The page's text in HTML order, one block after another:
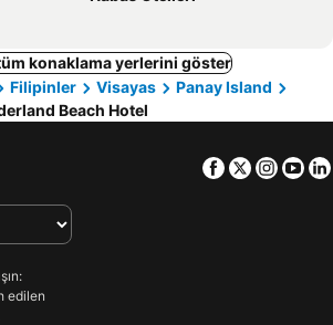
konaklama yerlerini göster
Filipinler Visayas
Panay Island
Beach Hotel
Facebook
Twitter
edilen